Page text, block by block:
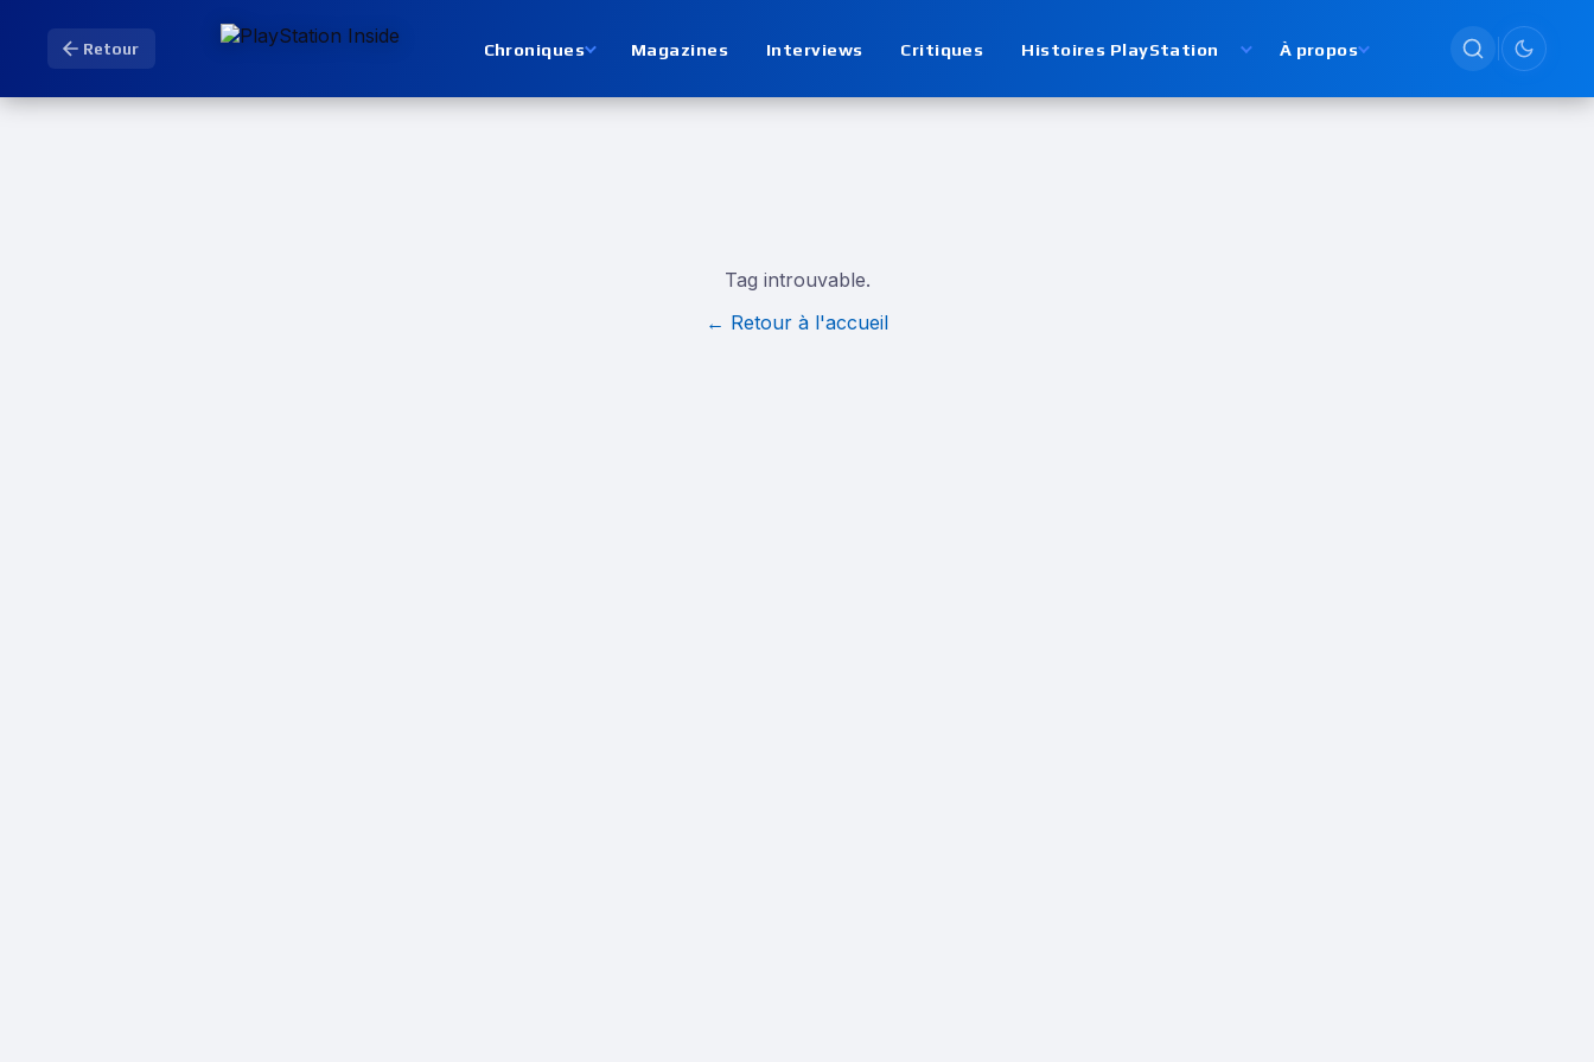
Retour Chroniques Magazines Interviews Critiques Histoires PlayStation À propos Passer
Tag introuvable.
← Retour à l'accueil